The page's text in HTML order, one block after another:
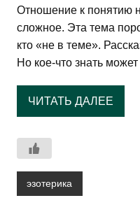
Отношение к понятию
сложное. Эта тема
кто «не в теме».
Но кое-что знать
ЧИТАТЬ ДАЛЕЕ
эзотерика